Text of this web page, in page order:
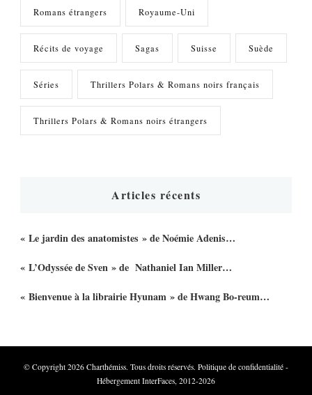
Romans étrangers Royaume-Uni
Récits de voyage Sagas Suisse Suède
Séries Thrillers Polars & Romans noirs français
Thrillers Polars & Romans noirs étrangers
Articles récents
« Le jardin des anatomistes » de Noémie Adenis…
« L’Odyssée de Sven » de Nathaniel Ian Miller…
« Bienvenue à la librairie Hyunam » de Hwang Bo-reum…
© Copyright 2026 Charthémiss. Tous droits réservés. Politique de confidentialité -
Hébergement InterFaces, 2012-2026